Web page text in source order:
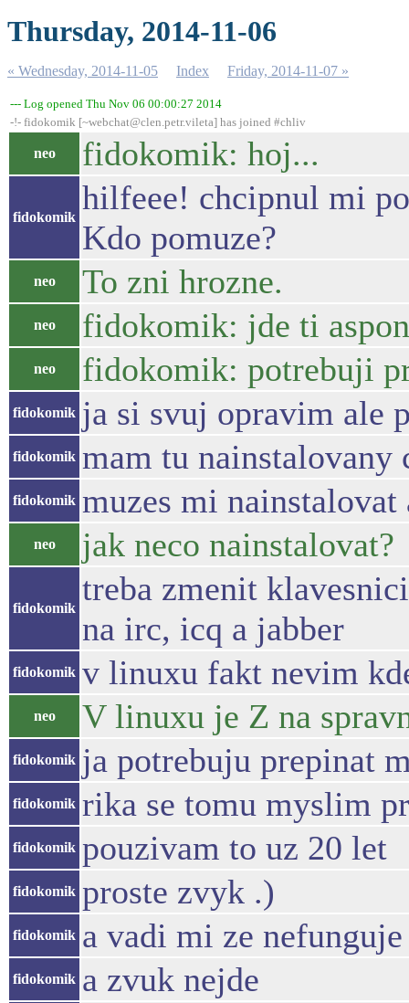
Thursday, 2014-11-06
« Wednesday, 2014-11-05 Index Friday, 2014-11-07 »
--- Log opened Thu Nov 06 00:00:27 2014
-!- fidokomik [~webchat@clen.petr.vileta] has joined #chliv
neo fidokomik: hoj...
fidokomik
hilfeee! chcipnul mi
Kdo pomuze?
neo To zni hrozne.
neo fidokomik: jde ti
neo fidokomik: potrebuji
fidokomik ja si svuj opravim ale
fidokomik mam tu nainstalovany
fidokomik muzes mi nainstalovat
neo jak neco nainstalovat?
fidokomik
treba zmenit
na irc, icq a jabber
fidokomik v linuxu fakt nevim
neo V linuxu je Z na
fidokomik ja potrebuju prepinat
fidokomik rika se tomu myslim
fidokomik pouzivam to uz 20 let
fidokomik proste zvyk .)
fidokomik a vadi mi ze
fidokomik a zvuk nejde